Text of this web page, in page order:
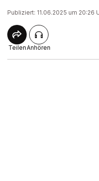
Publiziert: 11.06.2025 um 20:26
TeilenAnhören